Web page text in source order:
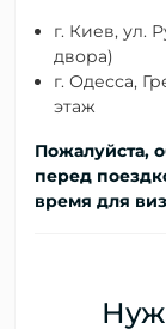
г. Киев, ул.
двора)
г. Одесса,
этаж
Пожалуйста,
перед
время для